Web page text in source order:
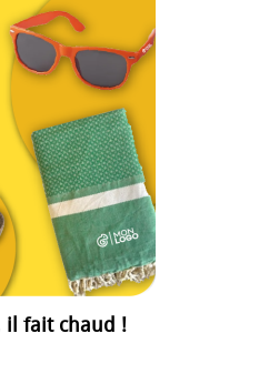
fait chaud !